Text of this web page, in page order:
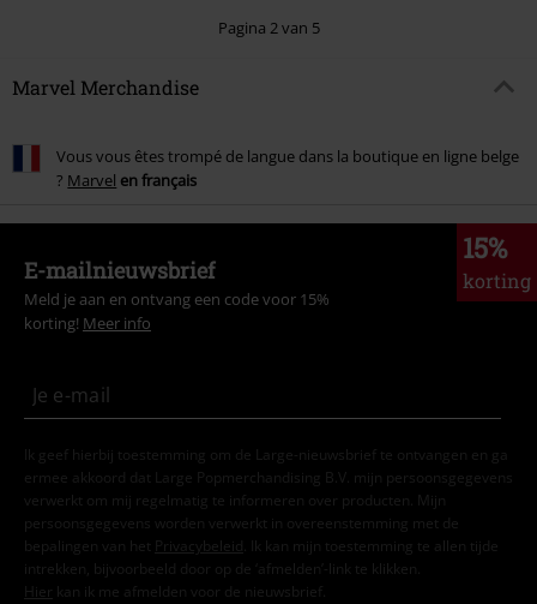
Pagina 2 van 5
Marvel Merchandise
Vous vous êtes trompé de langue dans la boutique en ligne belge
? Marvel en français
15%
korting
E-mailnieuwsbrief
Meld je aan en ontvang een code voor 15%
korting! Meer info
Ik geef hierbij toestemming om de Large-nieuwsbrief te ontvangen en ga
ermee akkoord dat Large Popmerchandising B.V. mijn persoonsgegevens
verwerkt om mij regelmatig te informeren over producten. Mijn
persoonsgegevens worden verwerkt in overeenstemming met de
bepalingen van het
Privacybeleid . Ik kan mijn toestemming te allen tijde
intrekken, bijvoorbeeld door op de ‘afmelden’-link te klikken.
Hier kan ik me afmelden voor de nieuwsbrief.